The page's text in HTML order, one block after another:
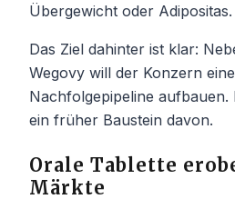
Übergewicht oder Adipositas.
Das Ziel dahinter ist klar:
Wegovy will der Konzern
Nachfolgepipeline aufbauen.
ein früher Baustein davon.
Orale Tablette
Märkte